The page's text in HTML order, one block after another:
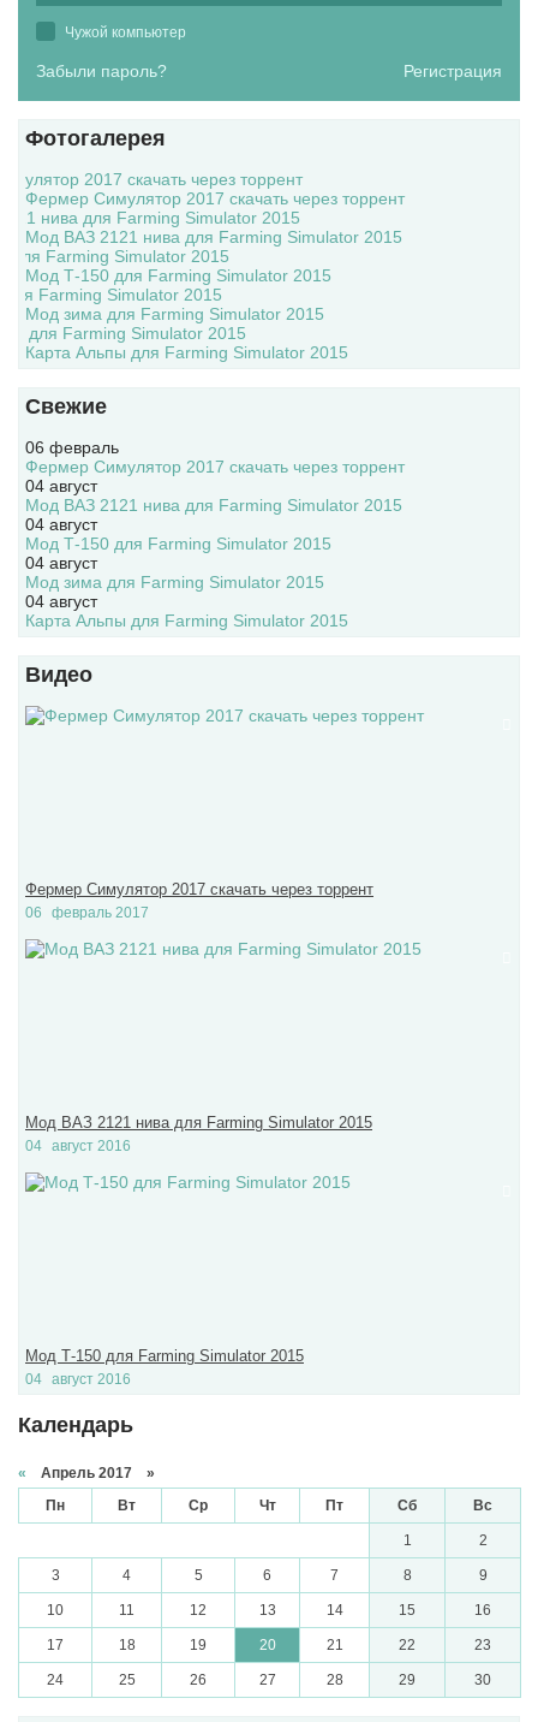
Чужой компьютер
Забыли пароль? Регистрация
Фотогалерея
Фермер Симулятор 2017 скачать через торрент
Мод ВАЗ 2121 нива для Farming Simulator 2015
Мод Т-150 для Farming Simulator 2015
Мод зима для Farming Simulator 2015
Карта Альпы для Farming Simulator 2015
Свежие
06 февраль
Фермер Симулятор 2017 скачать через торрент
04 август
Мод ВАЗ 2121 нива для Farming Simulator 2015
04 август
Мод Т-150 для Farming Simulator 2015
04 август
Мод зима для Farming Simulator 2015
04 август
Карта Альпы для Farming Simulator 2015
Видео
Фермер Симулятор 2017 скачать через торрент
06 февраль 2017
Мод ВАЗ 2121 нива для Farming Simulator 2015
04 август 2016
Мод Т-150 для Farming Simulator 2015
04 август 2016
Календарь
« Апрель 2017 »
Пн
Вт Ср Чт Пт Сб Вс
1 2
3 4 5 6 7 8 9
10 11 12 13 14 15 16
17 18 19 20 21 22 23
24 25 26 27 28 29 30